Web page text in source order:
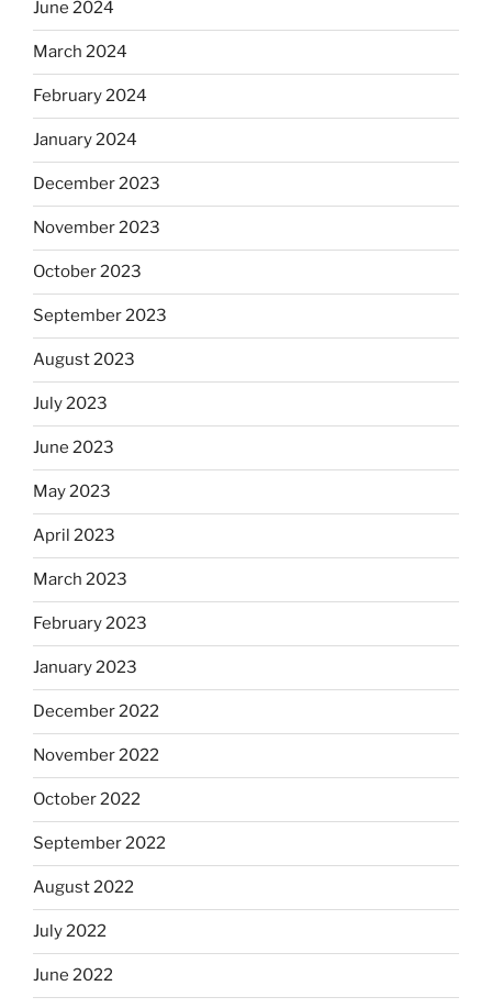
June 2024
March 2024
February 2024
January 2024
December 2023
November 2023
October 2023
September 2023
August 2023
July 2023
June 2023
May 2023
April 2023
March 2023
February 2023
January 2023
December 2022
November 2022
October 2022
September 2022
August 2022
July 2022
June 2022